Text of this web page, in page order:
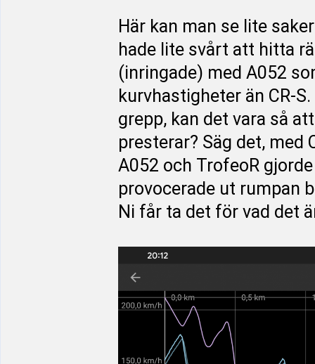
Här kan man se lite
hade lite svårt att hitta
(inringade) med A052
kurvhastigheter än CR-
grepp, kan det vara så
presterar? Säg det, med
A052 och TrofeoR
provocerade ut rumpan
Ni får ta det för vad det